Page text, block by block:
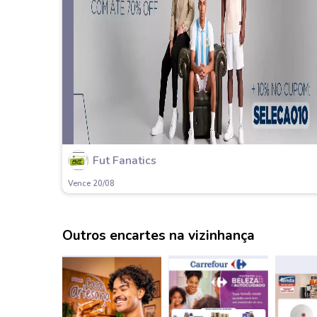
Fut Fanatics
Vence 20/08
Outros encartes na vizinhança